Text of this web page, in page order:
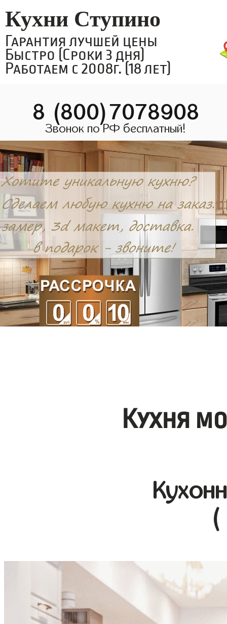
Кухни Ступино
Гарантия лучшей цены
Быстро (Сроки 3 дня)
Работаем с 2008г. (18 лет)
8 (800)7078908
Звонок по РФ бесплатный!
Кухня
(